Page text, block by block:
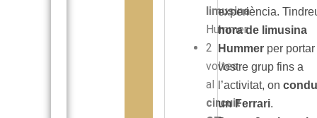
limusina
Hummer.
2
voltes
al
circuit
experiència.
hora de limusina
Hummer per portar
vostre grup fins a
l’activitat, on
un Ferrari.